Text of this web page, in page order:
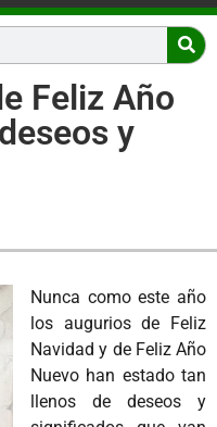
Feliz Año
y
Nunca como este año
los augurios de Feliz
Navidad y de Feliz Año
Nuevo han estado tan
llenos de deseos y